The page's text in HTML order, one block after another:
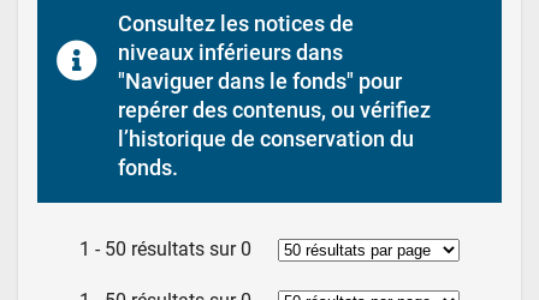
Consultez les notices de
niveaux inférieurs dans
"Naviguer dans le fonds" pour
repérer des contenus, ou vérifiez
l’historique de conservation du
fonds.
1 - 50 résultats sur 0